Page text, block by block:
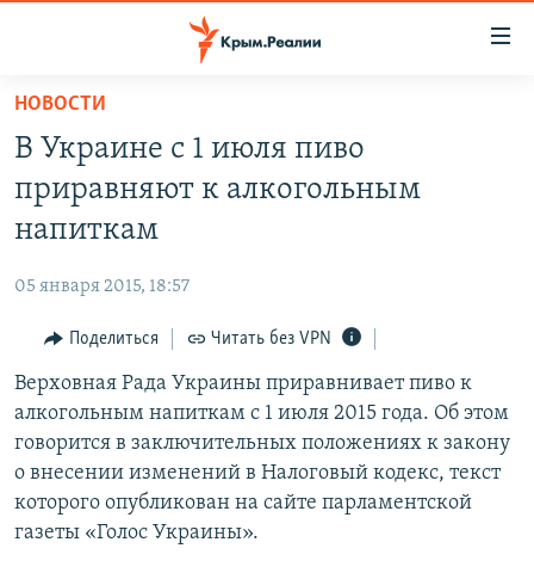
Вернуться
основному
содержанию
Вернутся
главной
навигации
Вернутся
поиску
СПЕЦПРОЕКТЫ
11 ЛЕТ ОККУПАЦИИ КРЫМА. 11 ИСТОРИЙ СОПРОТИВЛЕНИЯ
ВОДА
ЕЩЕ
ИНТЕРАКТИВ
ИНФОГРАФИКА
СОВЕТЫ ПРАВОЗАЩИТНИКОВ
ПРОПАВШИЕ БЕЗ ВЕСТИ
РАДІО СВОБОДА
КАК ОБОЙТИ БЛОКИРОВКУ
Українською
НОВОСТИ
В Украине с 1 июля пиво
приравняют к алкогольным
напиткам
05 января 2015, 18:57
Поделиться Читать без VPN
Верховная Рада Украины приравнивает пиво к
алкогольным напиткам с 1 июля 2015 года. Об этом
говорится в заключительных положениях к закону
о внесении изменений в Налоговый кодекс, текст
которого опубликован на сайте парламентской
газеты «Голос Украины».